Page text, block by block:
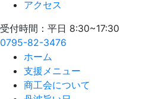
アクセス
受付時間：平日 8:30~17:30
0795-82-3476
ホーム
支援メニュー
商工会について